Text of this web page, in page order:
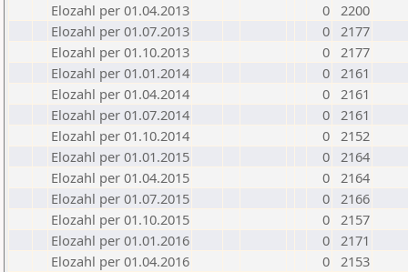
Elozahl per 01.04.2013
0 2200
Elozahl per 01.07.2013
0 2177
Elozahl per 01.10.2013
0 2177
Elozahl per 01.01.2014
0 2161
Elozahl per 01.04.2014
0 2161
Elozahl per 01.07.2014
0 2161
Elozahl per 01.10.2014
0 2152
Elozahl per 01.01.2015
0 2164
Elozahl per 01.04.2015
0 2164
Elozahl per 01.07.2015
0 2166
Elozahl per 01.10.2015
0 2157
Elozahl per 01.01.2016
0 2171
Elozahl per 01.04.2016
0 2153